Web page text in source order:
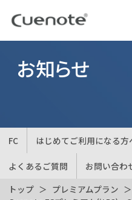
お知らせ
FC はじめてご利用になる方
よくあるご質問
お問い合わ
トップ
プレミアムプラン